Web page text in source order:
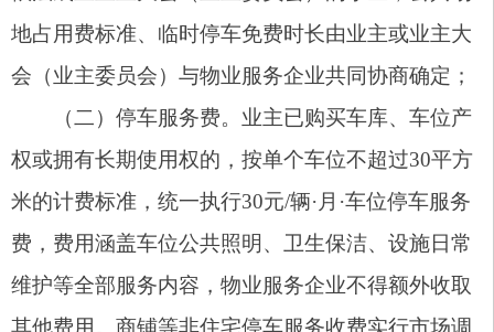
健全基层协调、行政调解、司法保障三级闭环
纠纷调处机制，常态化化解物业服务收费矛盾纠
等各方合法权益
。
1.基层协调处置：由属地乡镇（街道）牵头，
村（社区）配合， 健全物业管理纠纷调解、投诉举
报快速处置机制，第一时间排查化解小区物业服
务、收费争议等民生问题；